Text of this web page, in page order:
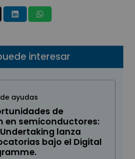
interesar
ayudas
de
en semiconductores:
lanza
bajo el Digital